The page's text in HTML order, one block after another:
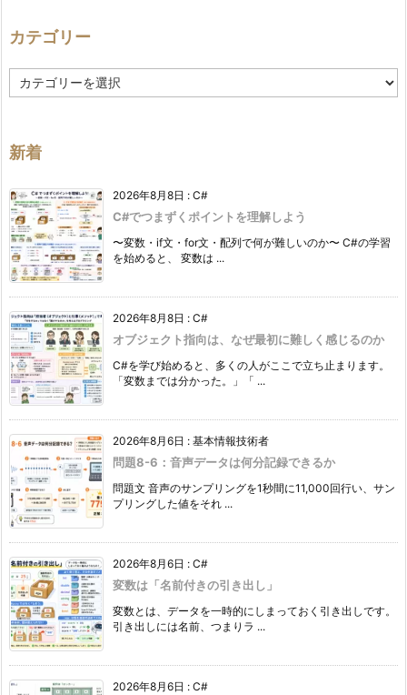
カテゴリー
テ
ー
新着
2026年8月8日 : C#
C#でつまずくポイントを理解しよう
〜変数・if文・for文・配列で何が難しいのか〜 C#の学習
を始めると、 変数は ...
2026年8月8日 : C#
オブジェクト指向は、なぜ最初に難しく感じるのか
C#を学び始めると、多くの人がここで立ち止まります。
「変数までは分かった。」「 ...
2026年8月6日 : 基本情報技術者
問題8-6：音声データは何分記録できるか
問題文 音声のサンプリングを1秒間に11,000回行い、サン
プリングした値をそれ ...
2026年8月6日 : C#
変数は「名前付きの引き出し」
変数とは、データを一時的にしまっておく引き出しです。
引き出しには名前、つまりラ ...
2026年8月6日 : C#